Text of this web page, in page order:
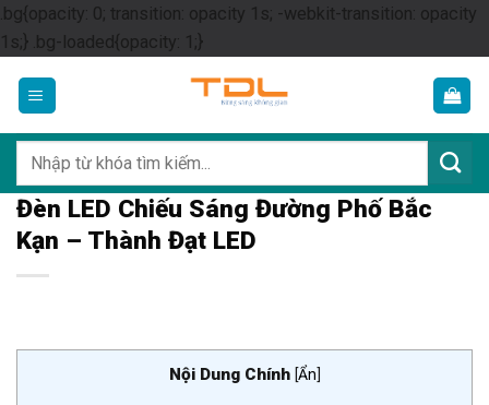
.bg{opacity: 0; transition: opacity 1s; -webkit-transition: opacity
1s;} .bg-loaded{opacity: 1;}Skip
content
kiếm:
Đèn LED Chiếu Sáng Đường Phố Bắc
Kạn – Thành Đạt LED
Nội Dung Chính [Ẩn]